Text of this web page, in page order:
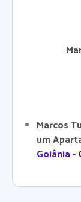
Marcos
um
Goiânia -